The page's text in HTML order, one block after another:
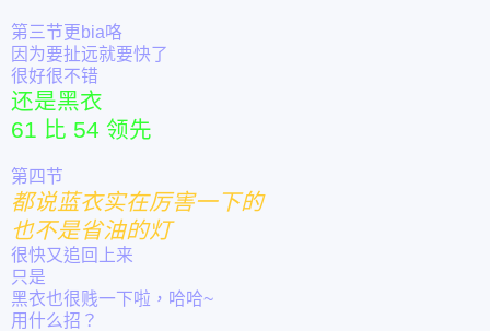
第三节更bia咯
因为要扯远就要快了
很好很不错
还是黑衣
61 比 54 领先
第四节
都说蓝衣实在厉害一下的
也不是省油的灯
很快又追回上来
只是
黑衣也很贱一下啦，哈哈~
用什么招？